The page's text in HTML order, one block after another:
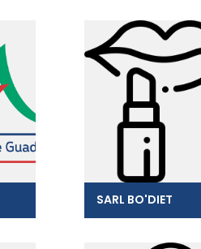
SARL BO'DIET